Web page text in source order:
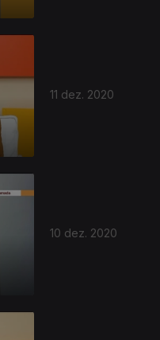
11 dez. 2020
10 dez. 2020